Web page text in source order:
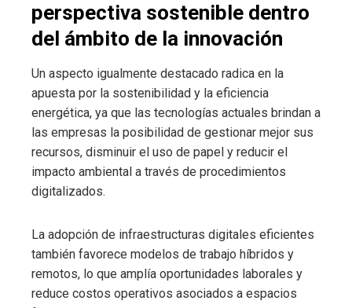
perspectiva sostenible dentro
del ámbito de la innovación
Un aspecto igualmente destacado radica en la
apuesta por la sostenibilidad y la eficiencia
energética, ya que las tecnologías actuales brindan a
las empresas la posibilidad de gestionar mejor sus
recursos, disminuir el uso de papel y reducir el
impacto ambiental a través de procedimientos
digitalizados.
La adopción de infraestructuras digitales eficientes
también favorece modelos de trabajo híbridos y
remotos, lo que amplía oportunidades laborales y
reduce costos operativos asociados a espacios